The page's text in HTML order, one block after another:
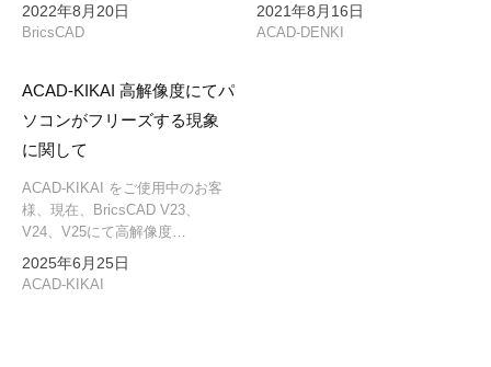
2022年8月20日
BricsCAD
2021年8月16日
ACAD-DENKI
ACAD-KIKAI 高解像度にてパ
ソコンがフリーズする現象
に関して
ACAD-KIKAI をご使用中のお客
様、現在、BricsCAD V23、
V24、V25にて高解像度…
2025年6月25日
ACAD-KIKAI